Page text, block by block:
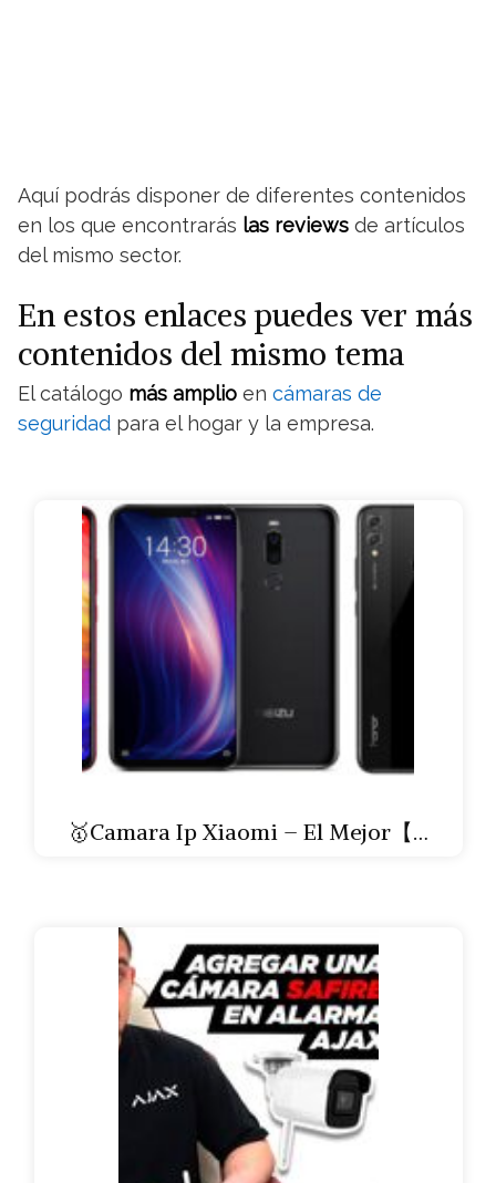
Aquí podrás disponer de diferentes contenidos
en los que encontrarás las reviews de artículos
del mismo sector.
En estos enlaces puedes ver más
contenidos del mismo tema
El catálogo más amplio en cámaras de
seguridad para el hogar y la empresa.
🥇Camara Ip Xiaomi – El Mejor【…